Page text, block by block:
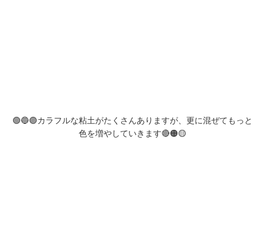
🟢🔵🟣カラフルな粘土がたくさんありますが、更に混ぜてもっと
色を増やしていきます🔴🟠🟡